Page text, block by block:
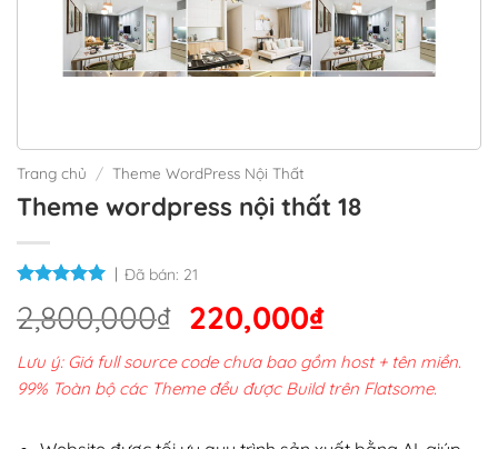
Trang chủ / Theme WordPress Nội Thất
Theme wordpress nội thất 18
Đã bán: 21
2,800,000₫ Giá
gốc
là:
2,800,000₫.
220,000₫Giá
hiện
tại
220,000₫.
Lưu ý: Giá full source code chưa bao gồm host + tên miền.
99% Toàn bộ các Theme đều được Build trên Flatsome.